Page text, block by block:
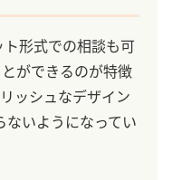
形式での相談も可
ができるのが特徴
ッシュなデザイン
ないようになってい